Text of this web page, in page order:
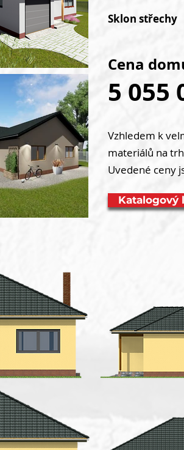
Sklon
Cena
5 055
Vzhledem k
materiálů na
Uvedené ceny
Katalogový